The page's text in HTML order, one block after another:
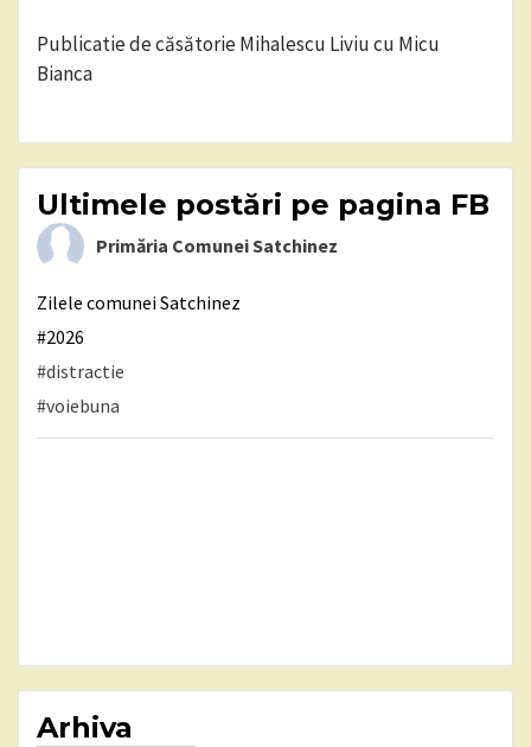
Publicatie de căsătorie Mihalescu Liviu cu Micu
Bianca
Ultimele postări pe pagina FB
Primăria Comunei Satchinez
Zilele comunei Satchinez
#2026
#distractie
#voiebuna
Arhiva